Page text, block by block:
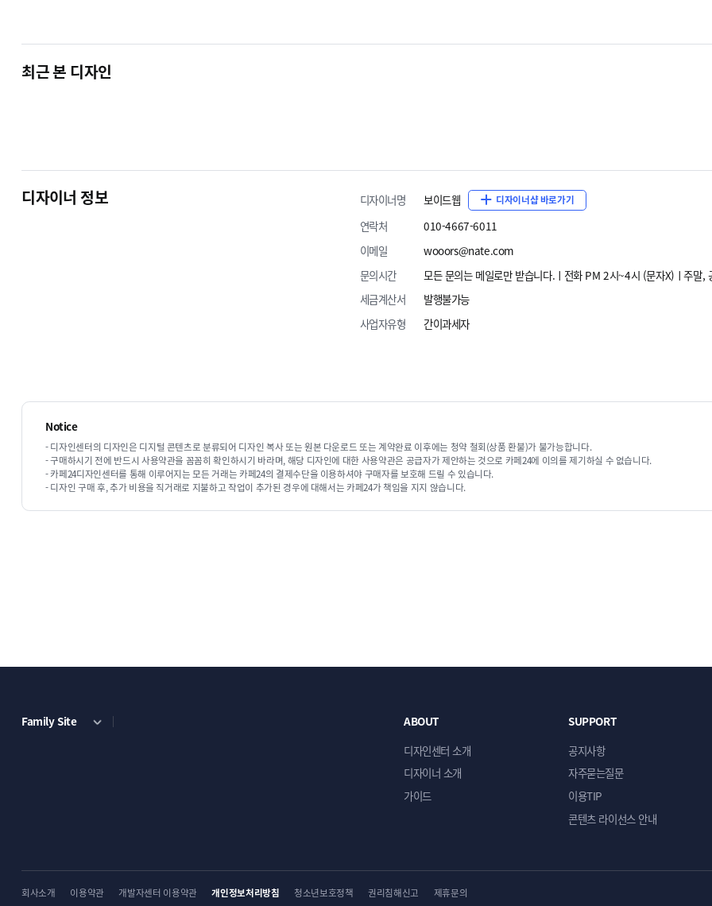
최근 본 디자인
디자이너 정보 디자이너명 보이드웹 디자이너샵 바로가기
연락처
010-4667-6011
이메일
wooors@nate.com
문의시간
모든 문의는 메일로만 받습니다.ㅣ전화 PM 2시~4시 (문자X)ㅣ주말,
세금계산서
발행불가능
사업자유형
간이과세자
Notice
- 디자인센터의 디자인은 디지털 콘텐츠로 분류되어 디자인 복사 또는 원본 다운로드 또는 계약완료 이후에는 청약 철회(상품 환불)가 불가능합니다.
- 구매하시기 전에 반드시 사용약관을 꼼꼼히 확인하시기 바라며, 해당 디자인에 대한 사용약관은 공급자가 제안하는 것으로 카페24에 이의를 제기하실 수 없습니다.
- 카페24디자인센터를 통해 이루어지는 모든 거래는 카페24의 결제수단을 이용하셔야 구매자를 보호해 드릴 수 있습니다.
- 디자인 구매 후, 추가 비용을 직거래로 지불하고 작업이 추가된 경우에 대해서는 카페24가 책임을 지지 않습니다.
Family Site
ABOUT
디자인센터 소개
디자이너 소개
가이드
SUPPORT
공지사항
자주묻는질문
이용TIP
콘텐츠 라이선스 안내
회사소개 이용약관 개발자센터 이용약관 개인정보처리방침 청소년보호정책 권리침해신고 제휴문의